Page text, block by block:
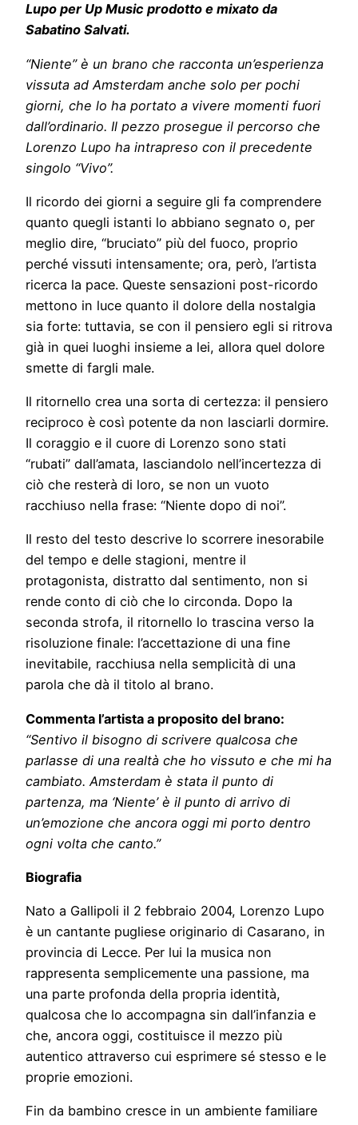
Lupo per Up Music prodotto e mixato da
Sabatino Salvati.
“Niente” è un brano che racconta un’esperienza
vissuta ad Amsterdam anche solo per pochi
giorni, che lo ha portato a vivere momenti fuori
dall’ordinario. Il pezzo prosegue il percorso che
Lorenzo Lupo ha intrapreso con il precedente
singolo “Vivo”.
Il ricordo dei giorni a seguire gli fa comprendere
quanto quegli istanti lo abbiano segnato o, per
meglio dire, “bruciato” più del fuoco, proprio
perché vissuti intensamente; ora, però, l’artista
ricerca la pace. Queste sensazioni post-ricordo
mettono in luce quanto il dolore della nostalgia
sia forte: tuttavia, se con il pensiero egli si ritrova
già in quei luoghi insieme a lei, allora quel dolore
smette di fargli male.
Il ritornello crea una sorta di certezza: il pensiero
reciproco è così potente da non lasciarli dormire.
Il coraggio e il cuore di Lorenzo sono stati
“rubati” dall’amata, lasciandolo nell’incertezza di
ciò che resterà di loro, se non un vuoto
racchiuso nella frase: “Niente dopo di noi”.
Il resto del testo descrive lo scorrere inesorabile
del tempo e delle stagioni, mentre il
protagonista, distratto dal sentimento, non si
rende conto di ciò che lo circonda. Dopo la
seconda strofa, il ritornello lo trascina verso la
risoluzione finale: l’accettazione di una fine
inevitabile, racchiusa nella semplicità di una
parola che dà il titolo al brano.
Commenta l’artista a proposito del brano:
“Sentivo il bisogno di scrivere qualcosa che
parlasse di una realtà che ho vissuto e che mi ha
cambiato. Amsterdam è stata il punto di
partenza, ma ‘Niente’ è il punto di arrivo di
un’emozione che ancora oggi mi porto dentro
ogni volta che canto.”
Biografia
Nato a Gallipoli il 2 febbraio 2004, Lorenzo Lupo
è un cantante pugliese originario di Casarano, in
provincia di Lecce. Per lui la musica non
rappresenta semplicemente una passione, ma
una parte profonda della propria identità,
qualcosa che lo accompagna sin dall’infanzia e
che, ancora oggi, costituisce il mezzo più
autentico attraverso cui esprimere sé stesso e le
proprie emozioni.
Fin da bambino cresce in un ambiente familiare